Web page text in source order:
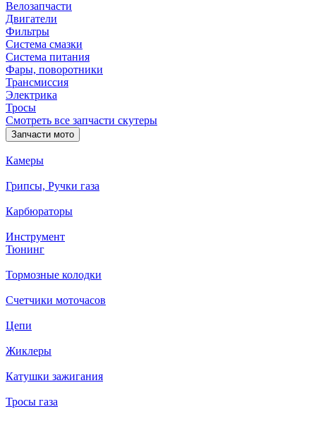
Велозапчасти
Двигатели
Фильтры
Система смазки
Система питания
Фары, поворотники
Трансмиссия
Электрика
Тросы
Смотреть все запчасти скутеры
Запчасти мото
Камеры
Грипсы, Ручки газа
Карбюраторы
Инструмент
Тюнинг
Тормозные колодки
Счетчики моточасов
Цепи
Жиклеры
Катушки зажигания
Тросы газа